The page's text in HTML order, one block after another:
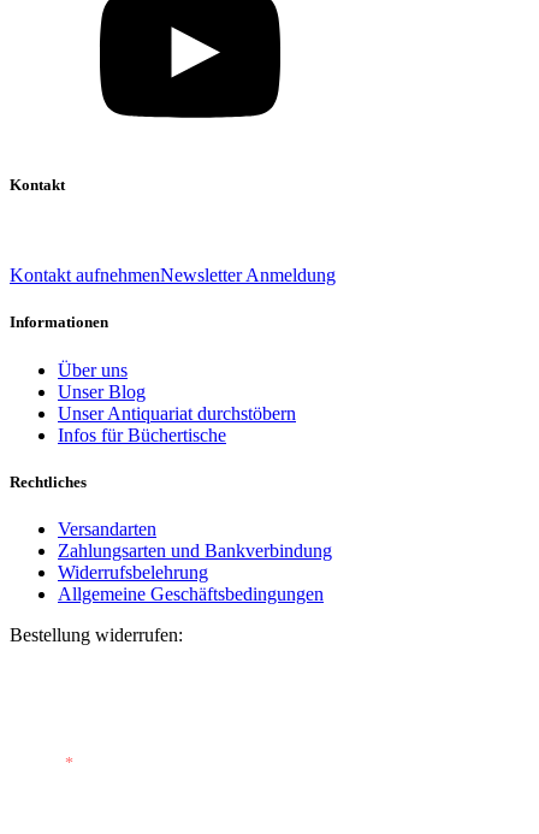
Kontakt
Kontakt aufnehmenNewsletter Anmeldung
Informationen
Über uns
Unser Blog
Unser Antiquariat durchstöbern
Infos für Büchertische
Rechtliches
Versandarten
Zahlungsarten und Bankverbindung
Widerrufsbelehrung
Allgemeine Geschäftsbedingungen
Bestellung widerrufen:
*